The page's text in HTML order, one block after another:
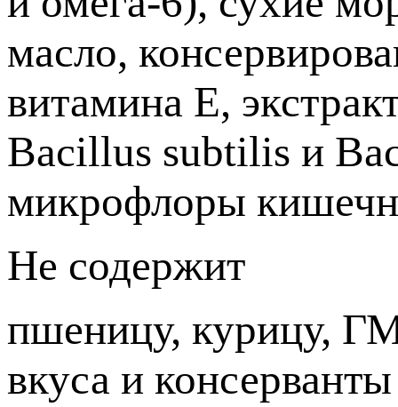
масло,
витамина Е,
Bacillus subtilis и
микрофлоры
Не содержит
пшеницу, курицу,
вкуса и консерванты